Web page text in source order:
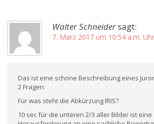
Walter Schneidersagt:
7. März 2017 um 10:54 a.m. Uhr
Das ist eine schöne Beschreibung eines
2 Fragen:
Für was steht die Abkürzung IRIS?
10 sec für die unteren 2/3 aller Bilder ist eine